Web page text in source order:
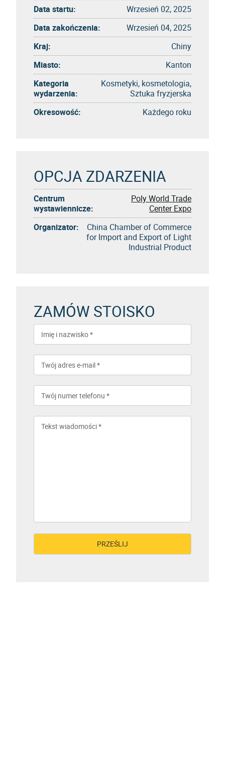
Data startu:
Wrzesień 02, 2025
Data zakończenia:
Wrzesień 04, 2025
Kraj:
Chiny
Miasto:
Kanton
Kategoria
wydarzenia:
Kosmetyki, kosmetologia,
Sztuka fryzjerska
Okresowość:
Każdego roku
OPCJA ZDARZENIA
Centrum
wystawiennicze:
Poly World Trade
Center Expo
Organizator:
China Chamber of Commerce
for Import and Export of Light
Industrial Product
ZAMÓW STOISKO